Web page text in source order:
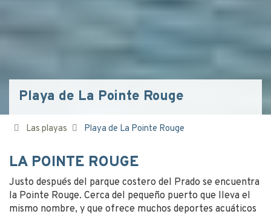
Playa de La Pointe Rouge
Las playas Playa de La Pointe Rouge
LA POINTE ROUGE
Justo después del parque costero del Prado se encuentra
la Pointe Rouge. Cerca del pequeño puerto que lleva el
mismo nombre, y que ofrece muchos deportes acuáticos